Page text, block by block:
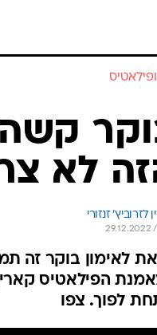
ופילאטיס
לא
לזרוביץ' זנזורי
29.12.2022 /
לאימון בוקר זה
הפילאטיס
לפוך. צפו